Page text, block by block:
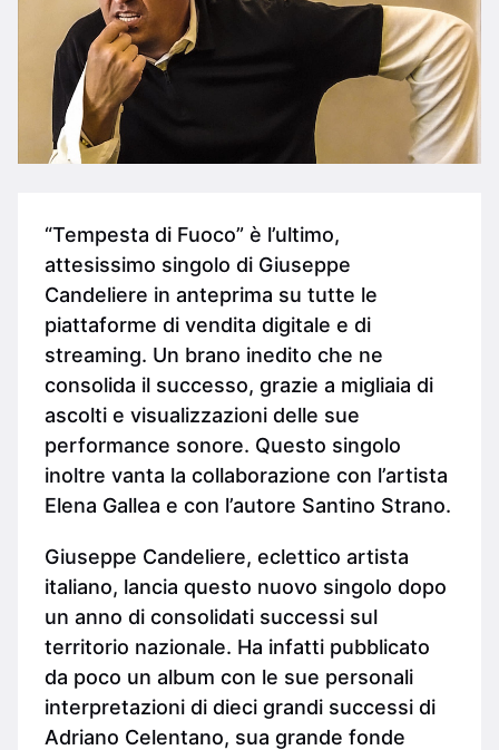
“Tempesta di Fuoco” è l’ultimo,
attesissimo singolo di Giuseppe
Candeliere in anteprima su tutte le
piattaforme di vendita digitale e di
streaming. Un brano inedito che ne
consolida il successo, grazie a migliaia di
ascolti e visualizzazioni delle sue
performance sonore. Questo singolo
inoltre vanta la collaborazione con l’artista
Elena Gallea e con l’autore Santino Strano.
Giuseppe Candeliere, eclettico artista
italiano, lancia questo nuovo singolo dopo
un anno di consolidati successi sul
territorio nazionale. Ha infatti pubblicato
da poco un album con le sue personali
interpretazioni di dieci grandi successi di
Adriano Celentano, sua grande fonde